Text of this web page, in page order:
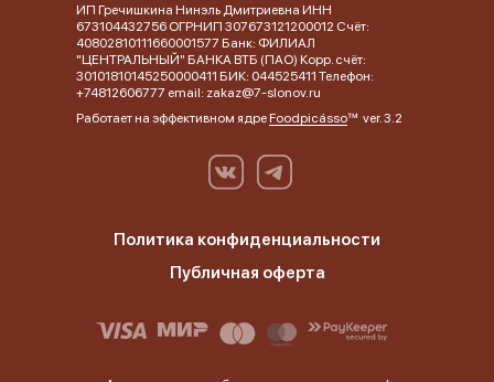
ИП Гречишкина Нинэль Дмитриевна ИНН
673104432756 ОГРНИП 307673121200012 Счёт:
40802810111660001577 Банк: ФИЛИАЛ
"ЦЕНТРАЛЬНЫЙ" БАНКА ВТБ (ПАО) Корр. счёт:
30101810145250000411 БИК: 044525411 Телефон:
+74812606777 email: zakaz@7-slonov.ru
Работает на эффективном ядреFoodpicássover. 3.2
Политика конфиденциальности
Публичная оферта